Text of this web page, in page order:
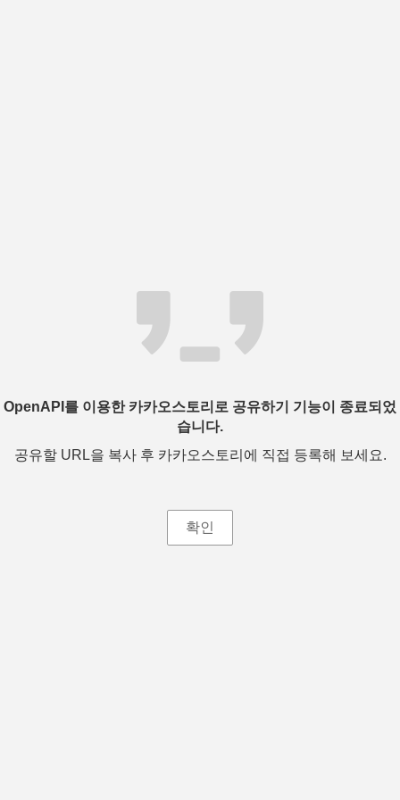
OpenAPI를 이용한 카카오스토리로 공유하기 기능이 종료되었
습니다.
공유할 URL을 복사 후 카카오스토리에 직접 등록해 보세요.
확인